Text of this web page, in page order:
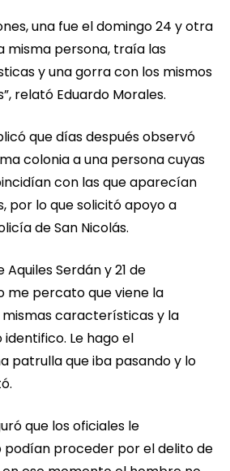
una fue el domingo 24 y otra
misma persona, traía las
y una gorra con los mismos
relató Eduardo Morales.
que días después observó
colonia a una persona cuyas
con las que aparecían
por lo que solicitó apoyo a
de San Nicolás.
Aquiles Serdán y 21 de
me percato que viene la
características y la
Le hago el
patrulla que iba pasando y lo
que los oficiales le
podían proceder por el delito de